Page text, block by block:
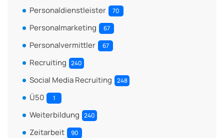
Personaldienstleister 70
Personalmarketing 67
Personalvermittler 67
Recruiting 240
Social Media Recruiting 248
Ü50 1
Weiterbildung 240
Zeitarbeit 90